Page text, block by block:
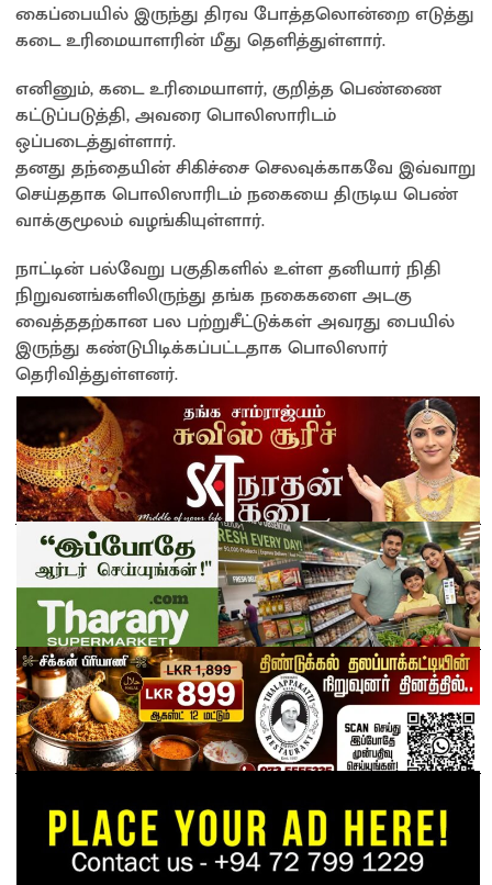
கைப்பையில் இருந்து திரவ போத்தலொன்றை எடுத்து
கடை உரிமையாளரின் மீது தெளித்துள்ளார்.
எனினும், கடை உரிமையாளர், குறித்த பெண்ணை
கட்டுப்படுத்தி, அவரை பொலிஸாரிடம்
ஒப்படைத்துள்ளார்.
தனது தந்தையின் சிகிச்சை செலவுக்காகவே இவ்வாறு
செய்ததாக பொலிஸாரிடம் நகையை திருடிய பெண்
வாக்குமூலம் வழங்கியுள்ளார்.
நாட்டின் பல்வேறு பகுதிகளில் உள்ள தனியார் நிதி
நிறுவனங்களிலிருந்து தங்க நகைகளை அடகு
வைத்ததற்கான பல பற்றுசீட்டுக்கள் அவரது பையில்
இருந்து கண்டுபிடிக்கப்பட்டதாக பொலிஸார்
தெரிவித்துள்ளனர்.